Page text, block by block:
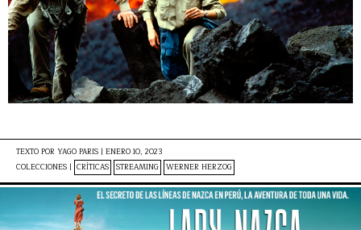
TEXTO POR YAGO PARIS | ENERO 10, 2023
COLECCIONES | CRÍTICAS STREAMING WERNER HERZOG